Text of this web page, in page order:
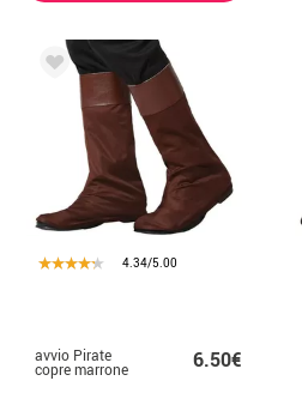
4.34/5.00
avvio Pirate
copre marrone 6.50€